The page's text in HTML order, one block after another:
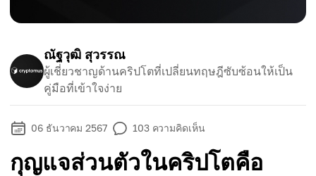
ณัฐวุฒิ สุวรรณ
ผู้เชี่ยวชาญด้านคริปโตที่เปลี่ยนทฤษฎีซับซ้อนให้เป็น
คู่มือที่เข้าใจง่าย
06 ธันวาคม 2567 103 ความคิดเห็น
กุญแจส่วนตัวในคริปโตคือ